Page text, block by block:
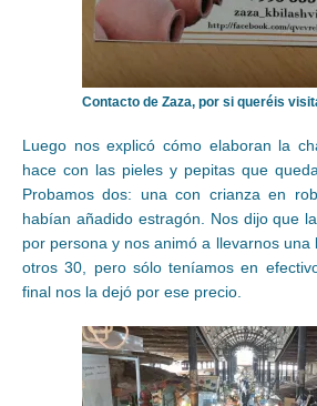
Contacto de Zaza, por si queréis
Luego nos explicó cómo elaboran la
hace con las pieles y pepitas que
Probamos dos: una con crianza en
habían añadido estragón. Nos dijo que
por persona y nos animó a llevarnos una
otros 30, pero sólo teníamos en
final nos la dejó por ese precio.